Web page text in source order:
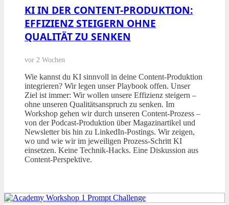
KI IN DER CONTENT-PRODUKTION:
EFFIZIENZ STEIGERN OHNE
QUALITÄT ZU SENKEN
vor 2 Wochen
Wie kannst du KI sinnvoll in deine Content-Produktion
integrieren? Wir legen unser Playbook offen. Unser
Ziel ist immer: Wir wollen unsere Effizienz steigern –
ohne unseren Qualitätsanspruch zu senken. Im
Workshop gehen wir durch unseren Content-Prozess –
von der Podcast-Produktion über Magazinartikel und
Newsletter bis hin zu LinkedIn-Postings. Wir zeigen,
wo und wie wir im jeweiligen Prozess-Schritt KI
einsetzen. Keine Technik-Hacks. Eine Diskussion aus
Content-Perspektive.